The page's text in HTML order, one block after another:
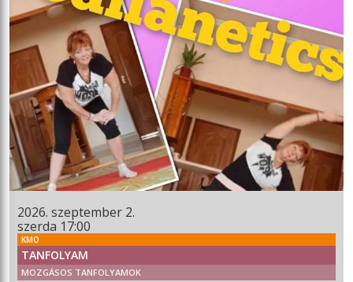
2026. szeptember 2.
szerda 17:00
KMO
TANFOLYAM
MOZGÁSOS TANFOLYAMOK